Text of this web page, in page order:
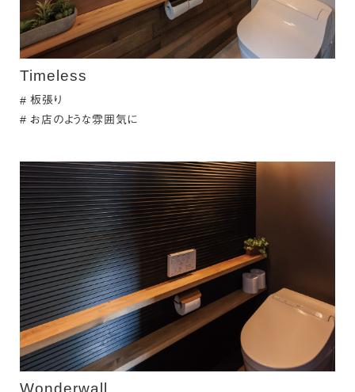
Timeless
板張り
お店のような雰囲気に